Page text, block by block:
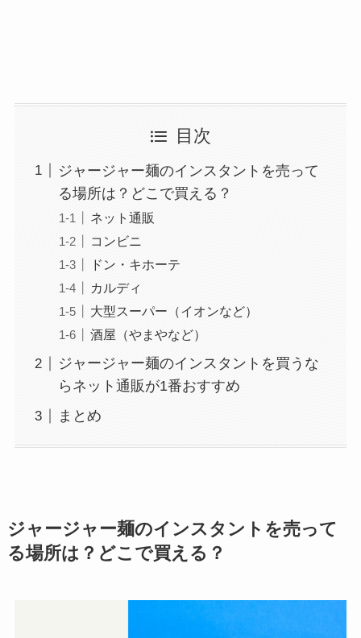
目次
ジャージャー麺のインスタントを売って
る場所は？どこで買える？
ネット通販
コンビニ
ドン・キホーテ
カルディ
大型スーパー（イオンなど）
酒屋（やまやなど）
ジャージャー麺のインスタントを買うな
らネット通販が1番おすすめ
まとめ
ジャージャー麺のインスタントを売って
る場所は？どこで買える？